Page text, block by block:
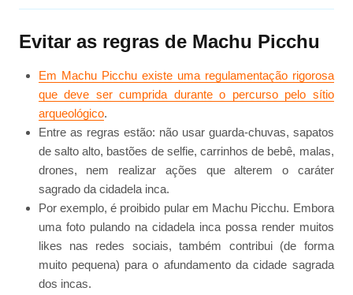
Evitar as regras de Machu Picchu
Em Machu Picchu existe uma regulamentação rigorosa
que deve ser cumprida durante o percurso pelo sítio
arqueológico.
Entre as regras estão: não usar guarda-chuvas, sapatos
de salto alto, bastões de selfie, carrinhos de bebê, malas,
drones, nem realizar ações que alterem o caráter
sagrado da cidadela inca.
Por exemplo, é proibido pular em Machu Picchu. Embora
uma foto pulando na cidadela inca possa render muitos
likes nas redes sociais, também contribui (de forma
muito pequena) para o afundamento da cidade sagrada
dos incas.